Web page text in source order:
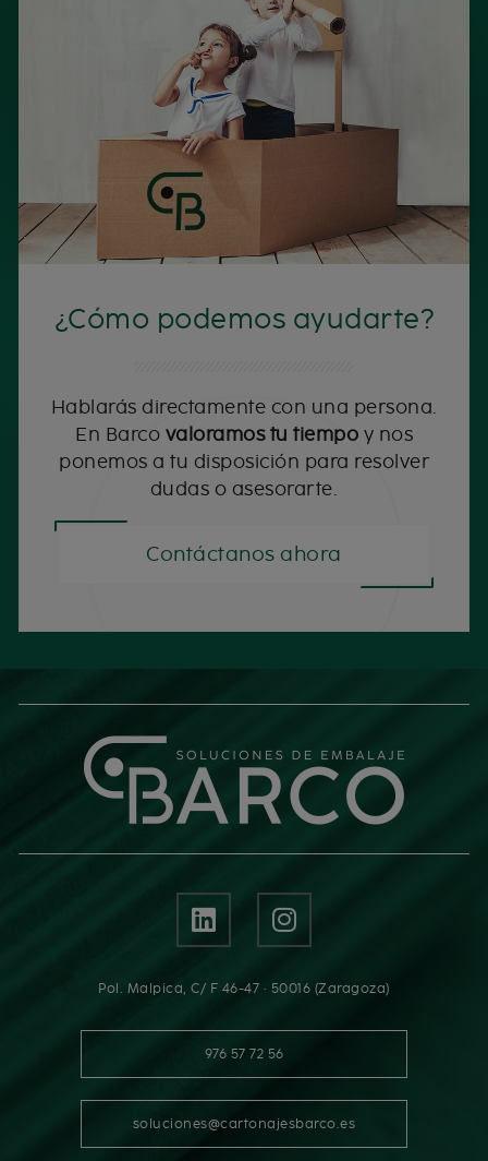
¿Cómo podemos ayudarte?
Hablarás directamente con una persona.
En Barco valoramos tu tiempo y nos
ponemos a tu disposición para resolver
dudas o asesorarte.
Contáctanos ahora
Pol. Malpica, C/ F 46-47 · 50016 (Zaragoza)
976 57 72 56
soluciones@cartonajesbarco.es